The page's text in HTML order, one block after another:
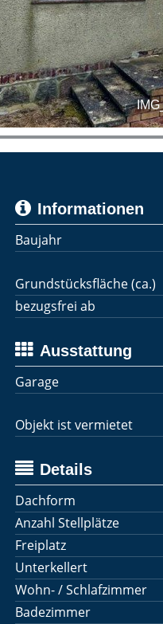
Informationen
Baujahr
Grundstücksfläche (ca.)
bezugsfrei ab
Ausstattung
Garage
Objekt ist vermietet
Details
Dachform
Anzahl Stellplätze
Freiplatz
Unterkellert
Wohn- / Schlafzimmer
Badezimmer